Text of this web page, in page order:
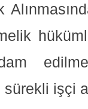
işçi